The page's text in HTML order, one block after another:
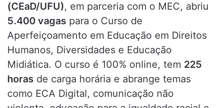
(CEaD/UFU), em parceria com o MEC, abriu
5.400 vagas para o Curso de
Aperfeiçoamento em Educação em Direitos
Humanos, Diversidades e Educação
Midiática. O curso é 100% online, tem 225
horas de carga horária e abrange temas
como ECA Digital, comunicação não